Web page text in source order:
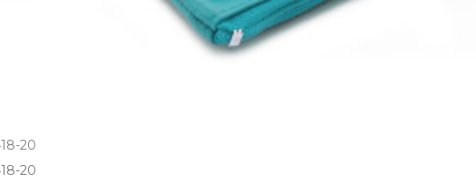
20
20